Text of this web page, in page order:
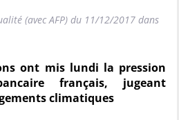
(avec AFP) du 11/12/2017 dans
ont mis lundi la pression
français, jugeant
climatiques